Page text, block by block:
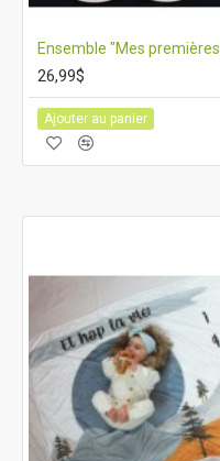
Ensemble "Mes
26,99$
Ajouter au panier